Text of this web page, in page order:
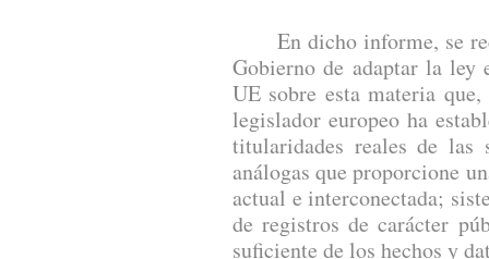
En dicho informe, se
Gobierno de adaptar la
UE sobre esta materia
legislador europeo ha
titularidades reales de las
análogas que proporcione
actual e interconectada;
de registros de carácter
suficiente de los hechos y